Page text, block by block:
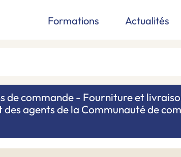
Formations Actualités
de commande - Fourniture et
agents de la Communauté de